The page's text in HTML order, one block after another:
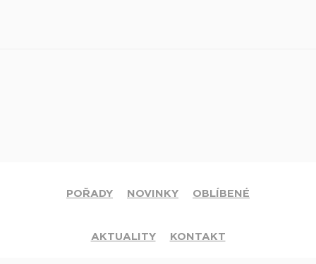
POŘADY NOVINKY OBLÍBENÉ
AKTUALITY KONTAKT